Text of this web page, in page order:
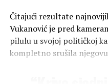
Čitajući rezultate
Vukanović je pred
pilulu u svojoj političkoj
kompletno srušila